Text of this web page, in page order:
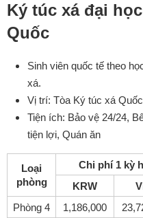
Ký túc xá đại
Quốc
Sinh viên quốc tế theo
xá.
Vị trí: Tòa Ký túc xá
Tiện ích: Bảo vệ 24/24,
tiện lợi, Quán ăn
Loại
phòng
Chi phí 1 kỳ
KRW
Phòng 4
1,186,000